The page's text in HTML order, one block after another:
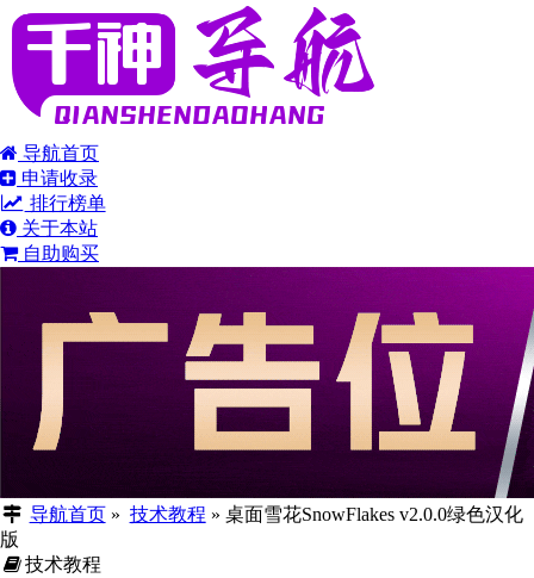
导航首页
申请收录
排行榜单
关于本站
自助购买
导航首页» 技术教程 » 桌面雪花SnowFlakes v2.0.0绿色汉化
版
技术教程